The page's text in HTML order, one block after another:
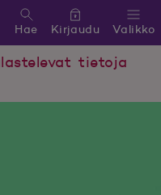
Valikko
Hae Kirjaudu
tietoja